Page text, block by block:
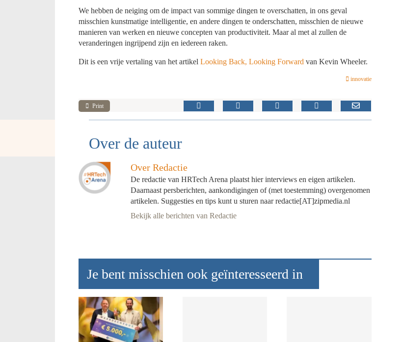
We hebben de neiging om de impact van sommige dingen te overschatten, in ons geval
misschien kunstmatige intelligentie, en andere dingen te onderschatten, misschien de nieuwe
manieren van werken en nieuwe concepten van productiviteit. Maar al met al zullen de
veranderingen ingrijpend zijn en iedereen raken.
Dit is een vrije vertaling van het artikel Looking Back, Looking Forward van Kevin Wheeler.
innovatie
Print
Over de auteur
Over Redactie
De redactie van HRTech Arena plaatst hier interviews en eigen artikelen.
Daarnaast persberichten, aankondigingen of (met toestemming) overgenomen
artikelen. Suggesties en tips kunt u sturen naar redactie[AT]zipmedia.nl
Bekijk alle berichten van Redactie
Je bent misschien ook geïnteresseerd in